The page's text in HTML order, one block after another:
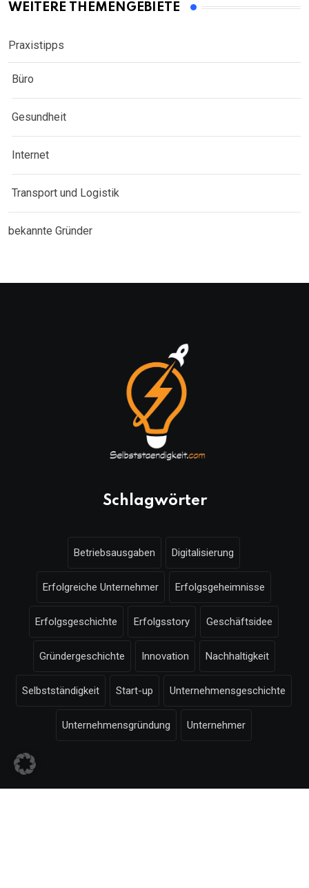
WEITERE THEMENGEBIETE
Praxistipps
Büro
Gesundheit
Internet
Transport und Logistik
bekannte Gründer
Schlagwörter
Betriebsausgaben Digitalisierung
Erfolgreiche Unternehmer Erfolgsgeheimnisse
Erfolgsgeschichte Erfolgsstory Geschäftsidee
Gründergeschichte Innovation Nachhaltigkeit
Selbstständigkeit Start-up Unternehmensgeschichte
Unternehmensgründung Unternehmer